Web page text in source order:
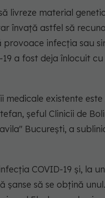
livreze material
învață astfel să
infecția sau
a fost deja înlocuit
existente
șeful Clinicii de
București, a
COVID-19 și, la
șanse să se obțină